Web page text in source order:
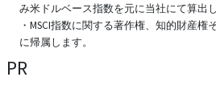
み米ドルベース指数を元に当社にて算出
・MSCI指数に関する著作権、知的財産権
に帰属します。
PR